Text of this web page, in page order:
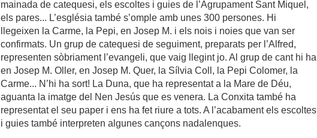
mainada de catequesi, els escoltes i guies de l’Agrupament Sant Miquel,
els pares... L’església també s’omple amb unes 300 persones. Hi
llegeixen la Carme, la Pepi, en Josep M. i els nois i noies que van ser
confirmats. Un grup de catequesi de seguiment, preparats per l’Alfred,
representen sòbriament l’evangeli, que vaig llegint jo. Al grup de cant hi ha
en Josep M. Oller, en Josep M. Quer, la Sílvia Coll, la Pepi Colomer, la
Carme... N’hi ha sort! La Duna, que ha representat a la Mare de Déu,
aguanta la imatge del Nen Jesús que es venera. La Conxita també ha
representat el seu paper i ens ha fet riure a tots. A l’acabament els escoltes
i guies també interpreten algunes cançons nadalenques.